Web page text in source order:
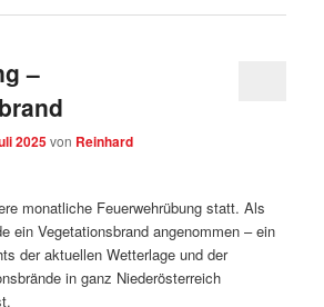
–
2025von Reinhard
monatliche Feuerwehrübung statt. Als
ein Vegetationsbrand angenommen – ein
der aktuellen Wetterlage und der
in ganz Niederösterreich